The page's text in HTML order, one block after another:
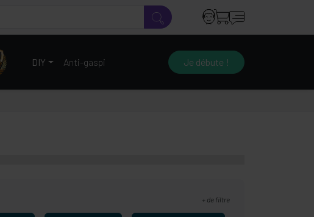
DIY Anti-gaspi Je débute !
+ de filtre